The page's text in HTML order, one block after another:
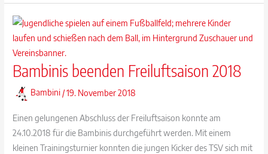
TSV
zu
Gast
in
Wimsheim
Bambinis beenden Freiluftsaison 2018
Bambini /19. November 2018
Einen gelungenen Abschluss der Freiluftsaison konnte am
24.10.2018 für die Bambinis durchgeführt werden. Mit einem
kleinen Trainingsturnier konnten die jungen Kicker des TSV sich mit